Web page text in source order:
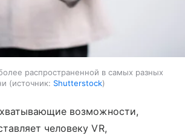
распространенной в самых разных
источник: Shutterstock
возможности,
человеку VR,